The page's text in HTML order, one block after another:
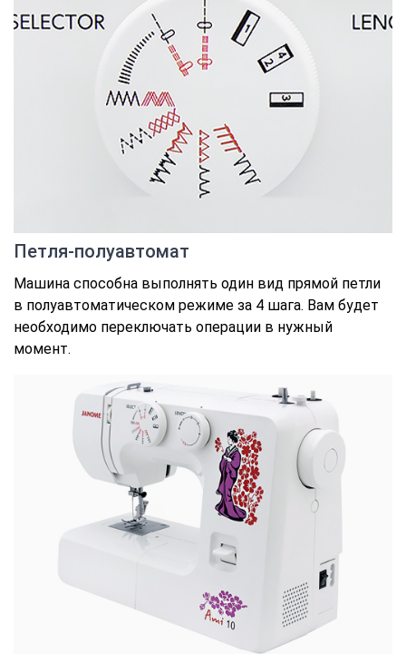
Петля-полуавтомат
Машина способна выполнять один вид прямой петли
в полуавтоматическом режиме за 4 шага. Вам будет
необходимо переключать операции в нужный
момент.